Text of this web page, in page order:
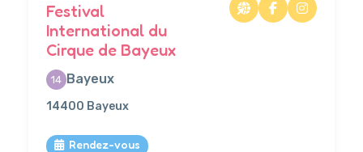
Festival
International du
Cirque de Bayeux
14 Bayeux
14400 Bayeux
Rendez-vous